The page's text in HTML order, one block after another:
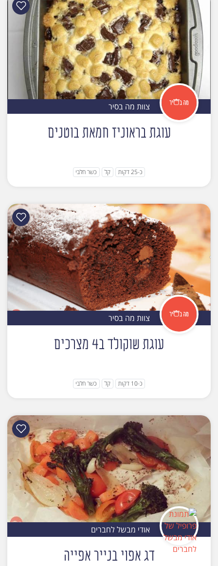
צוות מה בסיר
עוגת בראוניז חמאת בוטנים
כ-25 דקות קל כשר חלבי
צוות מה בסיר
עוגת שוקולד ב4 מצרכים
כ-10 דקות קל כשר חלבי
אודי מבשל לחברים
דג אפוי בנייר אפייה